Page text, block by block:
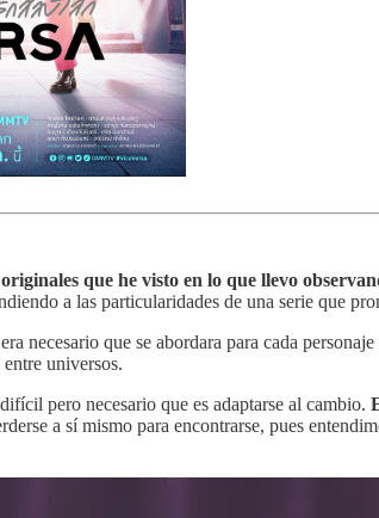
que he visto en lo que llevo
a las particularidades de una serie que
necesario que se abordara para cada
universos.
pero necesario que es adaptarse al cambio.
a sí mismo para encontrarse, pues